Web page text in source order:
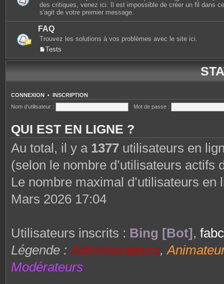
des critiques, venez ici. Il est impossible de créer un fil dans
s'agit de votre premier message.
FAQ
Trouvez les solutions à vos problèmes avec le site ici.
Tests
CONNEXION • INSCRIPTION
Nom d’utilisateur :
Mot de passe :
QUI EST EN LIGNE ?
Au total, il y a 1377 utilisateurs en
(selon le nombre d’utilisateurs actifs
Le nombre maximal d’utilisateurs
Mars 2026 17:04
Utilisateurs inscrits : Bing [Bot],
Légende :Administrateurs,
Modérateurs